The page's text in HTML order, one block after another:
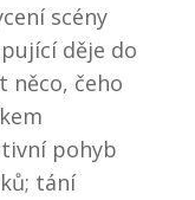
scény
děje do
něco, čeho
pohyb
tání